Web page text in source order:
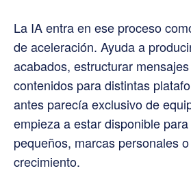
La IA entra en ese proceso
de aceleración. Ayuda a
acabados, estructurar
contenidos para distintas
antes parecía exclusivo de
empieza a estar disponible
pequeños, marcas personales
crecimiento.